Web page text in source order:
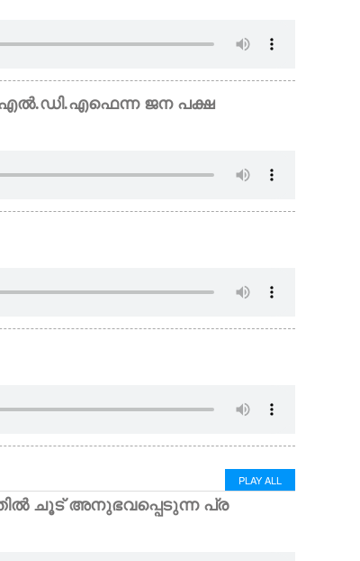
എൽ.ഡി.എഫെന്ന ജന പക്ഷ
PLAY ALL
ചൂട് അനുഭവപ്പെടുന്ന പ്ര